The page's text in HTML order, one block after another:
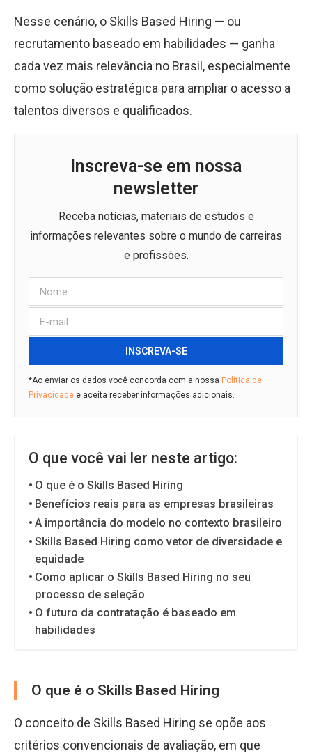
Nesse cenário, o Skills Based Hiring — ou
recrutamento baseado em habilidades — ganha
cada vez mais relevância no Brasil, especialmente
como solução estratégica para ampliar o acesso a
talentos diversos e qualificados.
Inscreva-se em nossa
newsletter
Receba notícias, materiais de estudos e
informações relevantes sobre o mundo de carreiras
e profissões.
INSCREVA-SE
*Ao enviar os dados você concorda com a nossa Política de
Privacidade e aceita receber informações adicionais.
O que você vai ler neste artigo:
O que é o Skills Based Hiring
Benefícios reais para as empresas brasileiras
A importância do modelo no contexto brasileiro
Skills Based Hiring como vetor de diversidade e
equidade
Como aplicar o Skills Based Hiring no seu
processo de seleção
O futuro da contratação é baseado em
habilidades
O que é o Skills Based Hiring
O conceito de Skills Based Hiring se opõe aos
critérios convencionais de avaliação, em que